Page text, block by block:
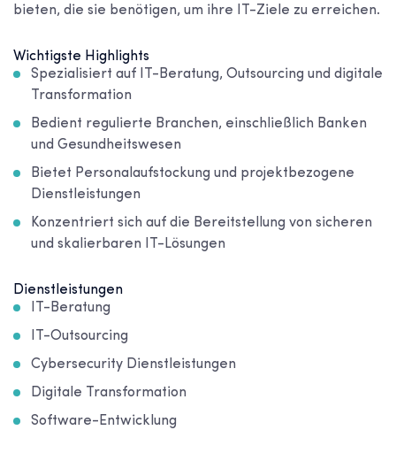
bieten, die sie benötigen, um ihre IT-Ziele zu erreichen.
Wichtigste Highlights
Spezialisiert auf IT-Beratung, Outsourcing und digitale
Transformation
Bedient regulierte Branchen, einschließlich Banken
und Gesundheitswesen
Bietet Personalaufstockung und projektbezogene
Dienstleistungen
Konzentriert sich auf die Bereitstellung von sicheren
und skalierbaren IT-Lösungen
Dienstleistungen
IT-Beratung
IT-Outsourcing
Cybersecurity Dienstleistungen
Digitale Transformation
Software-Entwicklung